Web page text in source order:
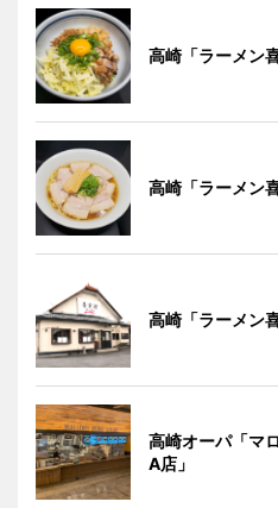
高崎「ラーメン
高崎「ラーメン
高崎「ラーメン
高崎オーパ「マ
A店」